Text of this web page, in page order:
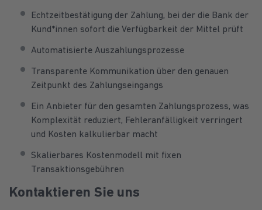
Echtzeitbestätigung der Zahlung, bei der die Bank der
Kund*innen sofort die Verfügbarkeit der Mittel prüft
Automatisierte Auszahlungsprozesse
Transparente Kommunikation über den genauen
Zeitpunkt des Zahlungseingangs
Ein Anbieter für den gesamten Zahlungsprozess, was
Komplexität reduziert, Fehleranfälligkeit verringert
und Kosten kalkulierbar macht
Skalierbares Kostenmodell mit fixen
Transaktionsgebühren
Kontaktieren Sie uns